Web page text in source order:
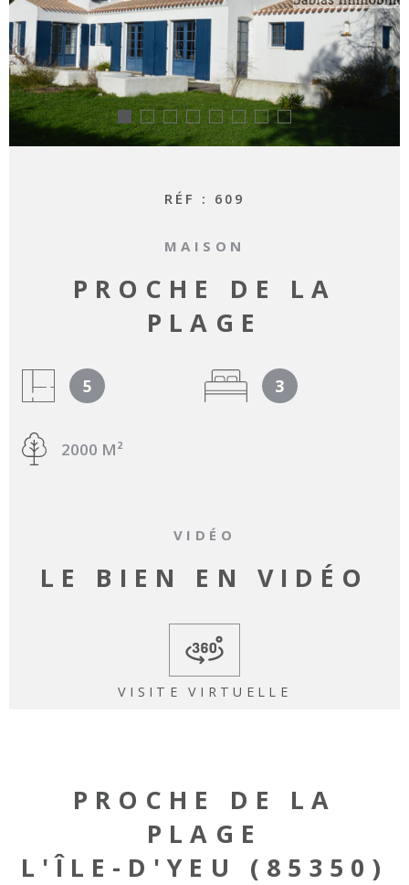
RÉF : 609
MAISON
PROCHE DE LA
PLAGE
5 3
2000 M²
VIDÉO
LE BIEN EN VIDÉO
VISITE VIRTUELLE
PROCHE DE LA
PLAGE
L'ÎLE-D'YEU (85350)
RECHERCHER